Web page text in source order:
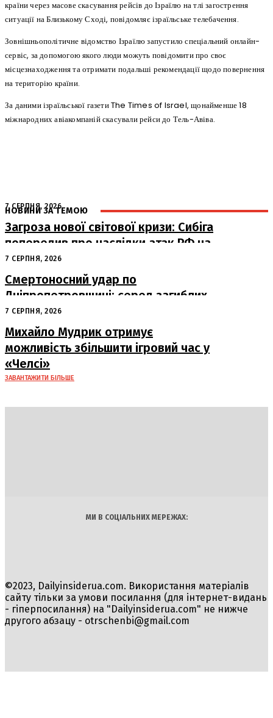
країни через масове скасування рейсів до Ізраїлю на тлі загострення
ситуації на Близькому Сході, повідомляє ізраїльське телебачення.
Зовнішньополітичне відомство Ізраїлю запустило спеціальний онлайн-
сервіс, за допомогою якого люди можуть повідомити про своє
місцезнаходження та отримати подальші рекомендації щодо повернення
на територію країни.
За даними ізраїльської газети The Times of Israel, щонайменше 18
міжнародних авіакомпаній скасували рейси до Тель-Авіва.
НОВИНИ ЗА ТЕМОЮ
7 СЕРПНЯ, 2026
Загроза нової світової кризи: Сибіга
попередив про наслідки атак РФ на
судна
7 СЕРПНЯ, 2026
Смертоносний удар по
Дніпропетровщині: серед загиблих
– працівники «Укрпошти»
7 СЕРПНЯ, 2026
Михайло Мудрик отримує
можливість збільшити ігровий час у
«Челсі»
ЗАВАНТАЖИТИ БІЛЬШЕ
МИ В СОЦІАЛЬНИХ МЕРЕЖАХ:
©2023, Dailyinsiderua.com. Використання матеріалів
сайту тільки за умови посилання (для інтернет-видань
- гіперпосилання) на "Dailyinsiderua.com" не нижче
другого абзацу - otrschenbi@gmail.com